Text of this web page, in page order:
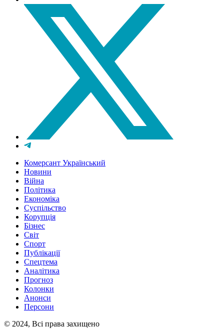
Комерсант Український
Новини
Війна
Політика
Економіка
Суспільство
Корупція
Бізнес
Світ
Спорт
Публікації
Спецтема
Аналітика
Прогноз
Колонки
Анонси
Персони
© 2024, Всі права захищено